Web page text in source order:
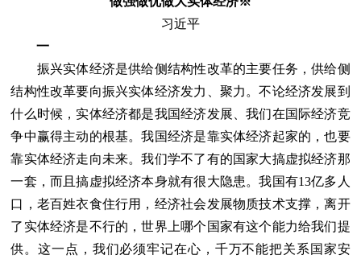
习近平
一
振兴实体经济是供给侧结构性改革的主要任务，供给侧
结构性改革要向振兴实体经济发力、聚力。不论经济发展到
什么时候，实体经济都是我国经济发展、我们在国际经济竞
争中赢得主动的根基。我国经济是靠实体经济起家的，也要
靠实体经济走向未来。我们学不了有的国家大搞虚拟经济那
一套，而且搞虚拟经济本身就有很大隐患。我国有13亿多人
口，老百姓衣食住行用，经济社会发展物质技术支撑，离开
了实体经济是不行的，世界上哪个国家有这个能力给我们提
供。这一点，我们必须牢记在心，千万不能把关系国家安